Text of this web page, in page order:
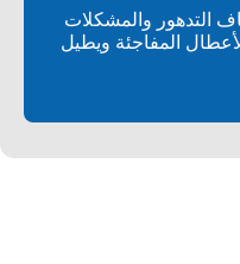
التدهور والمشكلات
المفاجئة ويطيل